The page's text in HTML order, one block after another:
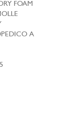
FOAM
A